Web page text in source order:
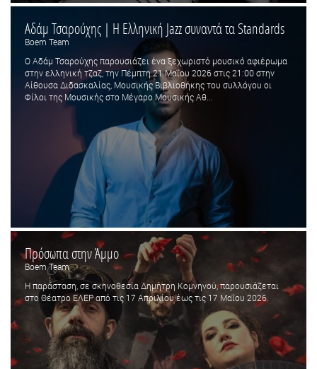
Αδάμ Τσαρούχης | Η Ελληνική Jazz συναντά τα Standards
Boem Team
Ο Αδάμ Τσαρούχης παρουσιάζει ένα ξεχωριστό μουσικό αφιέρωμα
στην ελληνική τζαζ, την Πέμπτη 21 Μαΐου 2026 στις 21:00 στην
Αίθουσα Διδασκαλίας, Μουσικής Βιβλιοθήκης του συλλόγου οι
Φίλοι της Μουσικής στο Μέγαρο Μουσικής Αθ...
Πρόσωπα στην Άμμο
Boem Team
Η παράσταση, σε σκηνοθεσία Δημήτρη Κομνηνού, παρουσιάζεται
στο Θέατρο ΕΛΕΡ από τις 17 Απριλίου έως τις 17 Μαΐου 2026.